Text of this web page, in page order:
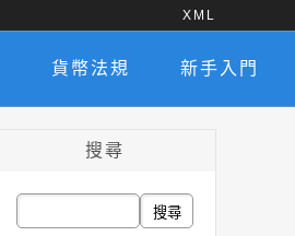
XML
貨幣法規 新手入門
搜尋